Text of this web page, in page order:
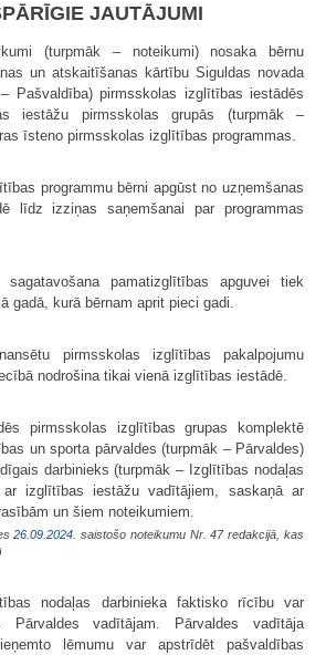
JAUTĀJUMI
(turpmāk – noteikumi) nosaka bērnu
un atskaitīšanas kārtību Siguldas novada
Pašvaldība) pirmsskolas izglītības iestādēs
iestāžu pirmsskolas grupās (turpmāk –
īsteno pirmsskolas izglītības programmas.
programmu bērni apgūst no uzņemšanas
līdz izziņas saņemšanai par programmas
pamatizglītības apguvei tiek
gadā, kurā bērnam aprit pieci gadi.
pirmsskolas izglītības pakalpojumu
nodrošina tikai vienā izglītības iestādē.
pirmsskolas izglītības grupas komplektē
un sporta pārvaldes (turpmāk – Pārvaldes)
darbinieks (turpmāk – Izglītības nodaļas
ar izglītības iestāžu vadītājiem, saskaņā ar
un šiem noteikumiem.
26.09.2024. saistošo noteikumu Nr. 47 redakcijā, kas
nodaļas darbinieka faktisko rīcību var
Pārvaldes vadītājam. Pārvaldes vadītāja
lēmumu var apstrīdēt pašvaldības